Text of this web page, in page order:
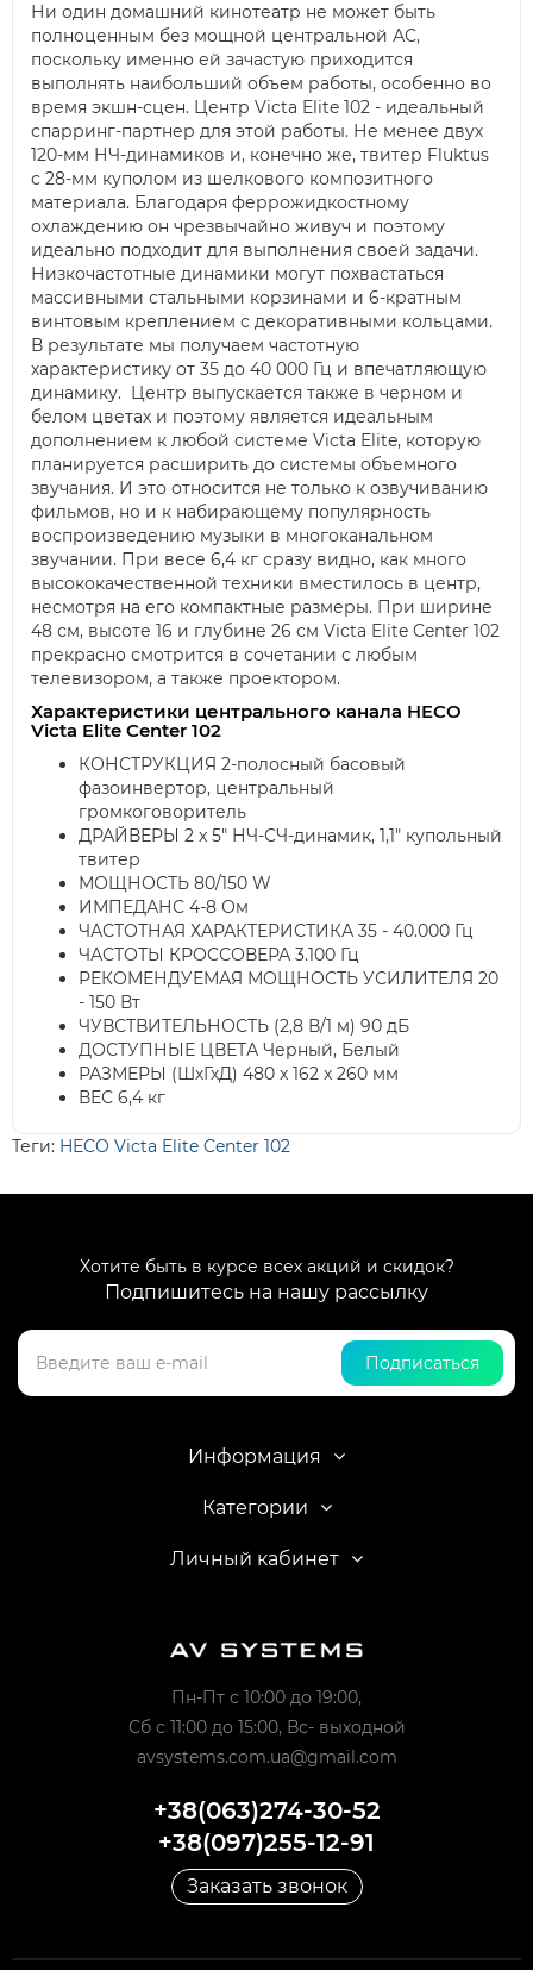
Ни один домашний кинотеатр не может быть
полноценным без мощной центральной АС,
поскольку именно ей зачастую приходится
выполнять наибольший объем работы, особенно во
время экшн-сцен. Центр Victa Elite 102 - идеальный
спарринг-партнер для этой работы. Не менее двух
120-мм НЧ-динамиков и, конечно же, твитер Fluktus
с 28-мм куполом из шелкового композитного
материала. Благодаря феррожидкостному
охлаждению он чрезвычайно живуч и поэтому
идеально подходит для выполнения своей задачи.
Низкочастотные динамики могут похвастаться
массивными стальными корзинами и 6-кратным
винтовым креплением с декоративными кольцами.
В результате мы получаем частотную
характеристику от 35 до 40 000 Гц и впечатляющую
динамику. Центр выпускается также в черном и
белом цветах и поэтому является идеальным
дополнением к любой системе Victa Elite, которую
планируется расширить до системы объемного
звучания. И это относится не только к озвучиванию
фильмов, но и к набирающему популярность
воспроизведению музыки в многоканальном
звучании. При весе 6,4 кг сразу видно, как много
высококачественной техники вместилось в центр,
несмотря на его компактные размеры. При ширине
48 см, высоте 16 и глубине 26 см Victa Elite Center 102
прекрасно смотрится в сочетании с любым
телевизором, а также проектором.
Характеристики центрального канала HECO
Victa Elite Center 102
КОНСТРУКЦИЯ 2-полосный басовый
фазоинвертор, центральный
громкоговоритель
ДРАЙВЕРЫ 2 x 5" НЧ-СЧ-динамик, 1,1" купольный
твитер
МОЩНОСТЬ 80/150 W
ИМПЕДАНС 4-8 Ом
ЧАСТОТНАЯ ХАРАКТЕРИСТИКА 35 - 40.000 Гц
ЧАСТОТЫ КРОССОВЕРА 3.100 Гц
РЕКОМЕНДУЕМАЯ МОЩНОСТЬ УСИЛИТЕЛЯ 20
- 150 Вт
ЧУВСТВИТЕЛЬНОСТЬ (2,8 В/1 м) 90 дБ
ДОСТУПНЫЕ ЦВЕТА Черный, Белый
РАЗМЕРЫ (ШхГхД) 480 x 162 x 260 мм
ВЕС 6,4 кг
Теги: HECO Victa Elite Center 102
Хотите быть в курсе всех акций и скидок?
Подпишитесь на нашу рассылку
Подписаться
Информация
Категории
Личный кабинет
Пн-Пт с 10:00 до 19:00,
Сб с 11:00 до 15:00, Вс- выходной
avsystems.com.ua@gmail.com
+38(063)274-30-52
+38(097)255-12-91
Заказать звонок